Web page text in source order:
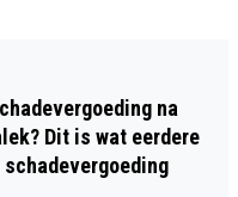
na
Dit is wat eerdere